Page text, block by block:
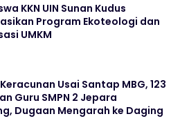
KKN UIN Sunan Kudus
Program Ekoteologi dan
UMKM
Usai Santap MBG, 123
Guru SMPN 2 Jepara
Dugaan Mengarah ke Daging